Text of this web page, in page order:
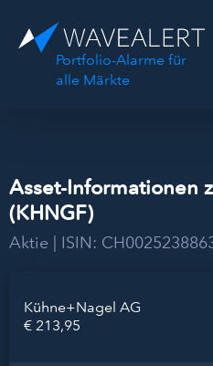
Portfolio-Alarme für
alle Märkte
Asset-Informationen
(KHNGF)
Aktie | ISIN:
Kühne+Nagel AG
€ 213,95